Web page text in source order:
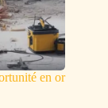
en or